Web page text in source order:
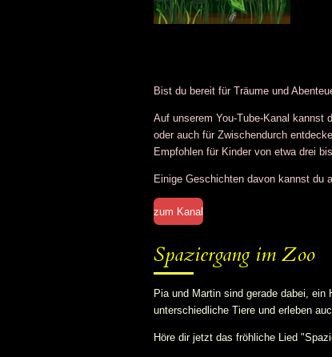
Bist du bereit für Träume und
Auf unserem You-Tube-Kanal kannst
oder auch für Zwischendurch
Empfohlen für Kinder von etwa drei
Einige Geschichten davon kannst du
zum Kanal
Spaziergang im Zoo
Pia und Martin sind gerade dabei,
unterschiedliche Tiere und erleben
Höre dir jetzt das fröhliche Lied